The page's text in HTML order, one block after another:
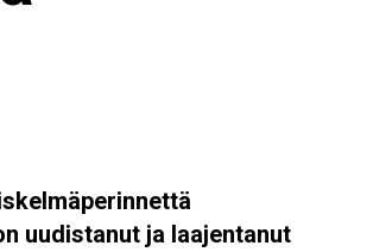
uudistanut ja laajentanut